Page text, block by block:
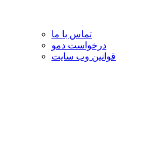
تماس با ما
درخواست دمو
قوانین وب سایت